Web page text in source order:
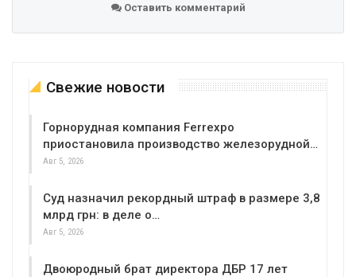
Оставить комментарий
Свежие новости
Горнорудная компания Ferrexpo
приостановила производство железорудной…
Авг 5, 2026
Суд назначил рекордный штраф в размере 3,8
млрд грн: в деле о…
Авг 5, 2026
Двоюродный брат директора ДБР 17 лет